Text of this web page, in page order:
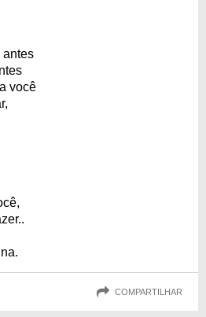
antes
você
COMPARTILHAR